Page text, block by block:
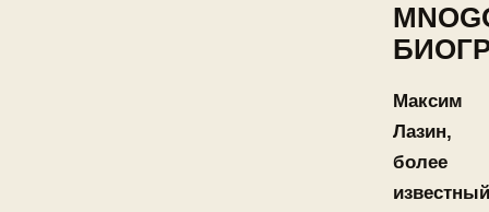
Максим
Лазин,
более
известный